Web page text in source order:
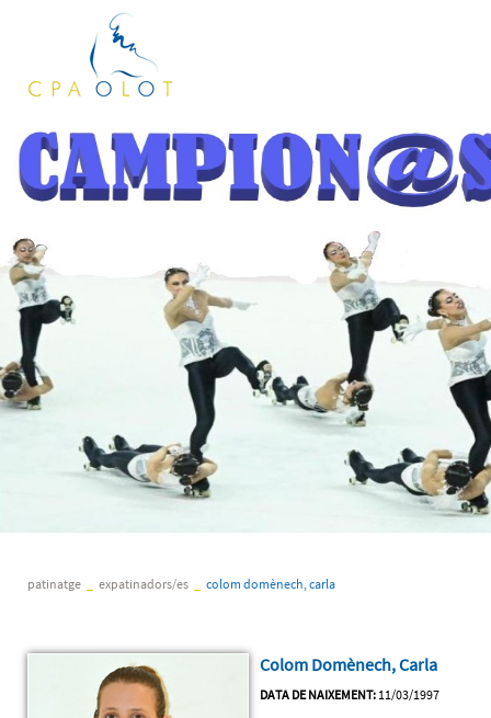
patinatge expatinadors/es colom domènech, carla
Colom Domènech, Carla
DATA DE NAIXEMENT: 11/03/1997